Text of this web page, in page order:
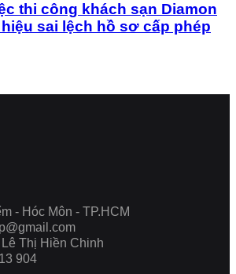
thi công khách sạn Diamon
sai lệch hồ sơ cấp phép
- Hóc Môn - TP.HCM
Thị Hiền Chinh
904